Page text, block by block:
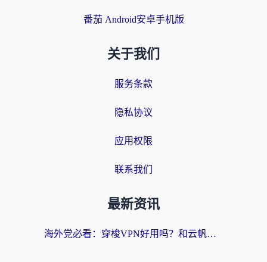
番茄 Android安卓手机版
关于我们
服务条款
隐私协议
应用权限
联系我们
最新资讯
海外党必看：穿梭VPN好用吗？和云帆VPN对比哪个回国效果更好？附真实测评+避坑指南